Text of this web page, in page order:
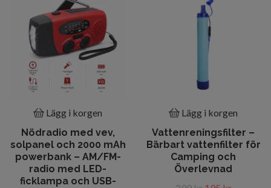
Lägg i korgen
Nödradio med vev,
solpanel och 2000 mAh
powerbank – AM/FM-
radio med LED-
ficklampa och USB-
Lägg i korgen
Vattenreningsfilter –
Bärbart vattenfilter för
Camping och
Överlevnad